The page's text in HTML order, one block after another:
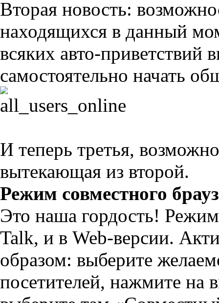
Вторая новость:
находящихся в данный
всяких авто-приветствий
самостоятельно начать
И теперь третья,
вытекающая из второй.
Режим совместного
Это наша гордость!
Talk, и в Web-версии.
образом: выберите
посетителей, нажмите